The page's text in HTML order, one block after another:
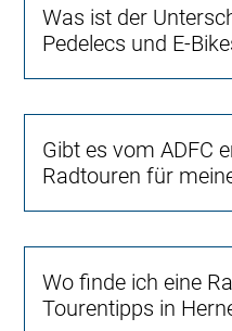
Was ist der
Pedelecs und E-
Gibt es vom ADFC
Radtouren für
Wo finde ich eine
Tourentipps in